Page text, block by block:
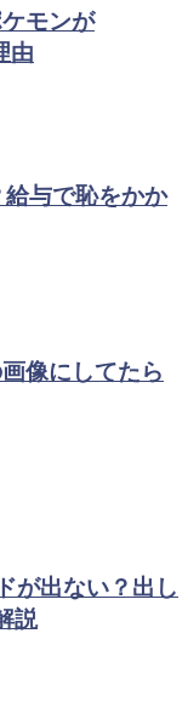
モンが
由
与で恥をかか
像にしてたら
が出ない？出し
説